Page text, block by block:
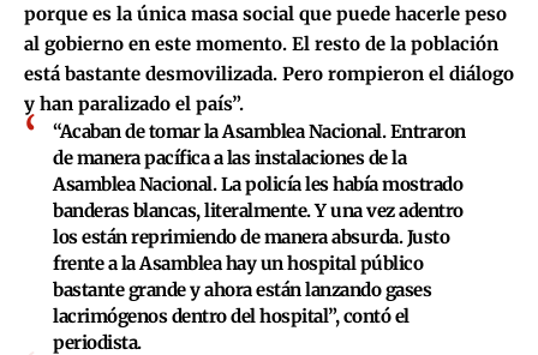
porque es la única masa social que puede hacerle peso
al gobierno en este momento. El resto de la población
está bastante desmovilizada. Pero rompieron el diálogo
y han paralizado el país”.
“Acaban de tomar la Asamblea Nacional. Entraron
de manera pacífica a las instalaciones de la
Asamblea Nacional. La policía les había mostrado
banderas blancas, literalmente. Y una vez adentro
los están reprimiendo de manera absurda. Justo
frente a la Asamblea hay un hospital público
bastante grande y ahora están lanzando gases
lacrimógenos dentro del hospital”, contó el
periodista.